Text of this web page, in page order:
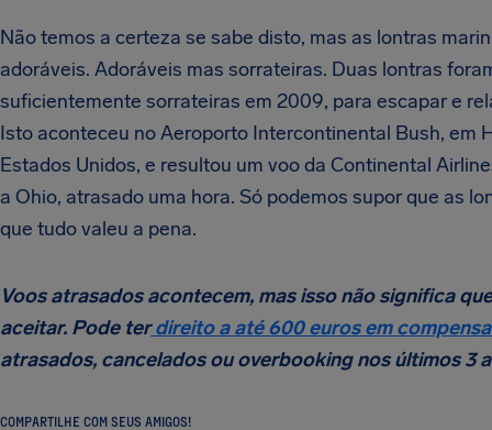
Não temos a certeza se sabe disto, mas as lontras
adoráveis. Adoráveis mas sorrateiras. Duas lontras
suficientemente sorrateiras em 2009, para escapar e
Isto aconteceu no Aeroporto Intercontinental Bush, em
Estados Unidos, e resultou um voo da Continental
a Ohio, atrasado uma hora. Só podemos supor que as
que tudo valeu a pena.
Voos atrasados acontecem, mas isso não significa
aceitar. Pode ter direito a até 600 euros em
atrasados, cancelados ou overbooking nos últimos 3
COMPARTILHE COM SEUS AMIGOS!